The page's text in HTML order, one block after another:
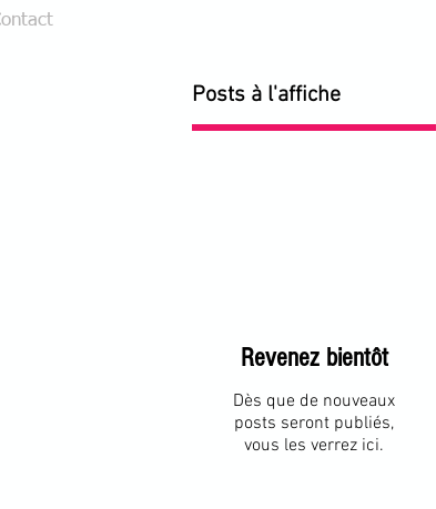
Posts à l'affiche
Revenez bientôt
Dès que de nouveaux
posts seront publiés,
vous les verrez ici.